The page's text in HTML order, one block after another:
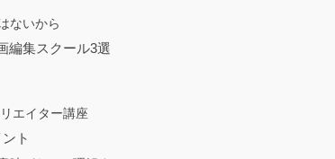
ないから
編集スクール3選
エイター講座
ト